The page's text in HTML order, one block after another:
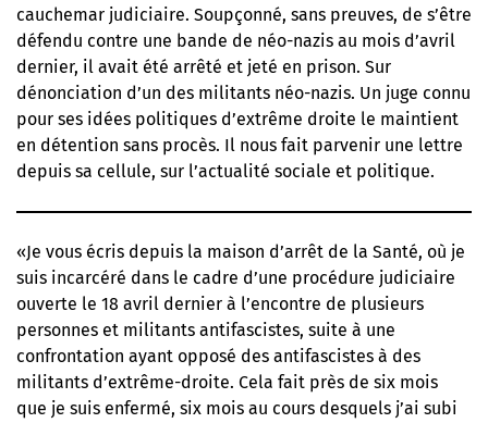
cauchemar judiciaire. Soupçonné, sans preuves, de s’être
défendu contre une bande de néo-nazis au mois d’avril
dernier, il avait été arrêté et jeté en prison. Sur
dénonciation d’un des militants néo-nazis. Un juge connu
pour ses idées politiques d’extrême droite le maintient
en détention sans procès. Il nous fait parvenir une lettre
depuis sa cellule, sur l’actualité sociale et politique.
«Je vous écris depuis la maison d’arrêt de la Santé, où je
suis incarcéré dans le cadre d’une procédure judiciaire
ouverte le 18 avril dernier à l’encontre de plusieurs
personnes et militants antifascistes, suite à une
confrontation ayant opposé des antifascistes à des
militants d’extrême-droite. Cela fait près de six mois
que je suis enfermé, six mois au cours desquels j’ai subi